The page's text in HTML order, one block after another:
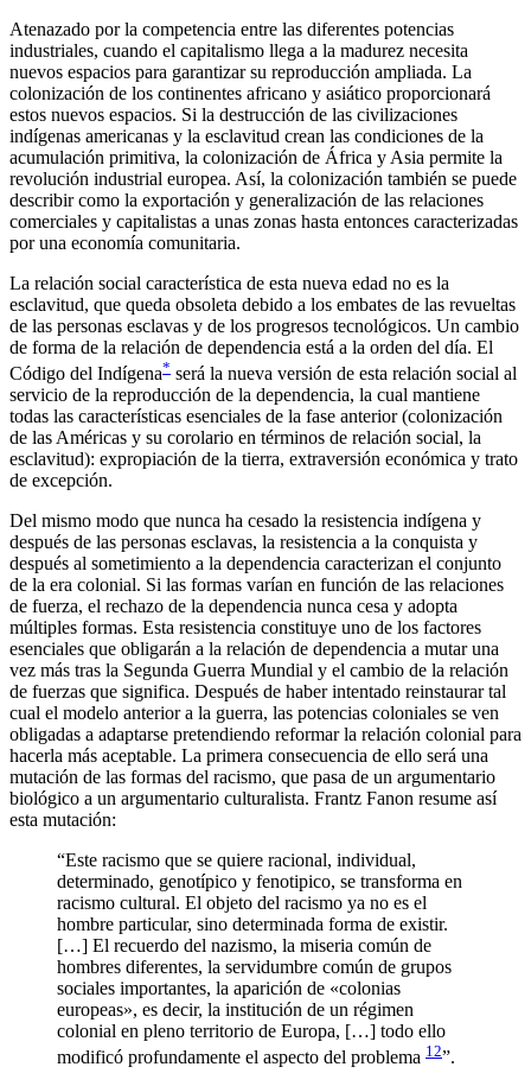
Atenazado por la competencia entre las diferentes potencias
industriales, cuando el capitalismo llega a la madurez necesita
nuevos espacios para garantizar su reproducción ampliada. La
colonización de los continentes africano y asiático proporcionará
estos nuevos espacios. Si la destrucción de las civilizaciones
indígenas americanas y la esclavitud crean las condiciones de la
acumulación primitiva, la colonización de África y Asia permite la
revolución industrial europea. Así, la colonización también se puede
describir como la exportación y generalización de las relaciones
comerciales y capitalistas a unas zonas hasta entonces caracterizadas
por una economía comunitaria.
La relación social característica de esta nueva edad no es la
esclavitud, que queda obsoleta debido a los embates de las revueltas
de las personas esclavas y de los progresos tecnológicos. Un cambio
de forma de la relación de dependencia está a la orden del día. El
Código del Indígena* será la nueva versión de esta relación social al
servicio de la reproducción de la dependencia, la cual mantiene
todas las características esenciales de la fase anterior (colonización
de las Américas y su corolario en términos de relación social, la
esclavitud): expropiación de la tierra, extraversión económica y trato
de excepción.
Del mismo modo que nunca ha cesado la resistencia indígena y
después de las personas esclavas, la resistencia a la conquista y
después al sometimiento a la dependencia caracterizan el conjunto
de la era colonial. Si las formas varían en función de las relaciones
de fuerza, el rechazo de la dependencia nunca cesa y adopta
múltiples formas. Esta resistencia constituye uno de los factores
esenciales que obligarán a la relación de dependencia a mutar una
vez más tras la Segunda Guerra Mundial y el cambio de la relación
de fuerzas que significa. Después de haber intentado reinstaurar tal
cual el modelo anterior a la guerra, las potencias coloniales se ven
obligadas a adaptarse pretendiendo reformar la relación colonial para
hacerla más aceptable. La primera consecuencia de ello será una
mutación de las formas del racismo, que pasa de un argumentario
biológico a un argumentario culturalista. Frantz Fanon resume así
esta mutación:
“Este racismo que se quiere racional, individual,
determinado, genotípico y fenotipico, se transforma en
racismo cultural. El objeto del racismo ya no es el
hombre particular, sino determinada forma de existir.
[…] El recuerdo del nazismo, la miseria común de
hombres diferentes, la servidumbre común de grupos
sociales importantes, la aparición de «colonias
europeas», es decir, la institución de un régimen
colonial en pleno territorio de Europa, […] todo ello
modificó profundamente el aspecto del problema 12”.